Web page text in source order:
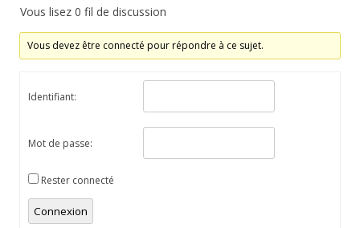
Vous lisez 0 fil de discussion
Vous devez être connecté pour répondre à ce sujet.
Identifiant:
Mot de passe:
Rester connecté
Connexion